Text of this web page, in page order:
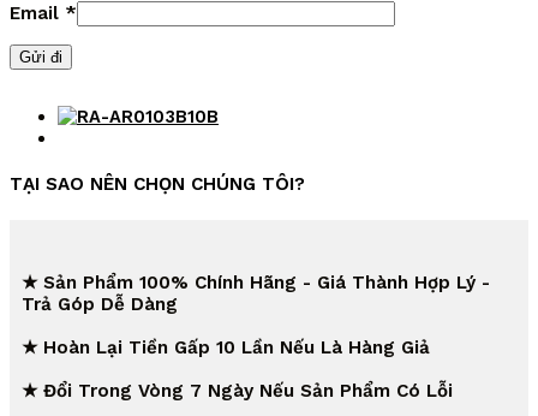
Email *
TẠI SAO NÊN CHỌN CHÚNG TÔI?
★ Sản Phẩm 100% Chính Hãng - Giá Thành Hợp Lý -
Trả Góp Dễ Dàng
★ Hoàn Lại Tiền Gấp 10 Lần Nếu Là Hàng Giả
★ Đổi Trong Vòng 7 Ngày Nếu Sản Phẩm Có Lỗi